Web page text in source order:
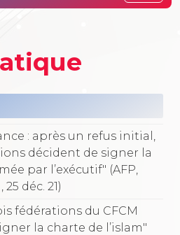
: après un refus initial,
décident de signer la
par l’exécutif" (AFP,
déc. 21)
fédérations du CFCM
la charte de l’islam"